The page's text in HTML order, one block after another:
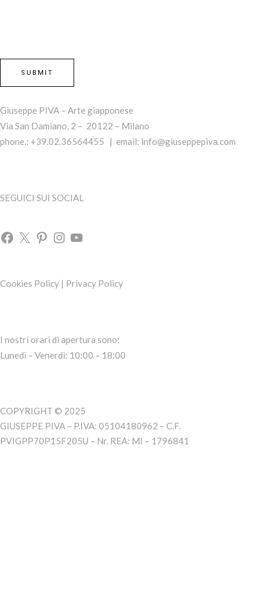
Giuseppe PIVA – Arte giapponese
Via San Damiano, 2 – 20122 – Milano
phone.: +39.02.36564455 | email: info@giuseppepiva.com
SEGUICI SUI SOCIAL
Cookies Policy | Privacy Policy
I nostri orari di apertura sono:
Lunedì – Venerdì: 10:00 – 18:00
COPYRIGHT © 2025
GIUSEPPE PIVA – P.IVA: 05104180962 – C.F.
PVIGPP70P15F205U – Nr. REA: MI – 1796841